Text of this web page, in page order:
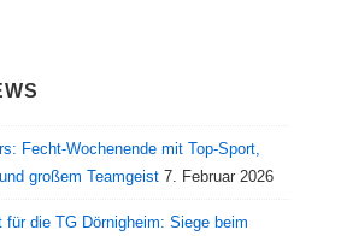
Fecht-Wochenende mit Top-Sport,
großem Teamgeist 7. Februar 2026
die TG Dörnigheim: Siege beim